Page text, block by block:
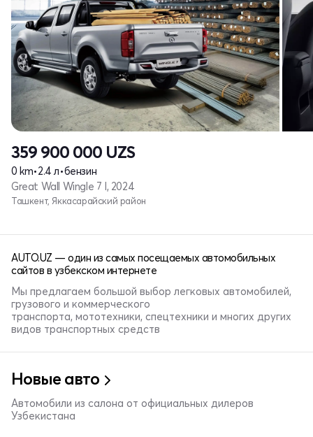
359 900 000 UZS
0 km•2.4 л•бензин
Great Wall Wingle 7 I, 2024
Ташкент, Яккасарайский район
AUTO.UZ — один из самых посещаемых автомобильных
сайтов в узбекском интернете
Мы предлагаем большой выбор легковых автомобилей,
грузового и коммерческого
транспорта, мототехники, спецтехники и многих других
видов транспортных средств
Новые авто
Автомобили из салона от официальных дилеров
Узбекистана